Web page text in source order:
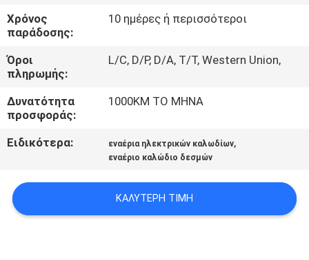
ΠΟΙΟΤΙΚΌΣ
ΈΛΕΓΧΟΣ
ΕΠΑΦΉ
ΝΈΑ
BLOG
ΖΗΤΉΣΤΕ
Χρόνος
παράδοσης:
10 ημέρες ή περισσότεροι
Όροι
πληρωμής:
L/C, D/P, D/A, T/T, Western Union,
Δυνατότητα
προσφοράς:
1000KM ΤΟ ΜΗΝΑ
Ειδικότερα: εναέρια ηλεκτρικών καλωδίων,
εναέριο καλώδιο δεσμών
ΚΑΛΎΤΕΡΗ ΤΙΜΉ